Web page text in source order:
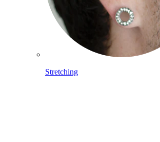
Stretching